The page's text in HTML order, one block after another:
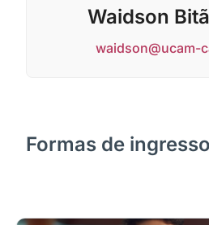
Waidson
waidson@ucam-
Formas de